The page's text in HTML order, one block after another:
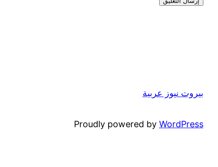
بيروت نيوز عربية
Proudly powered by WordPress